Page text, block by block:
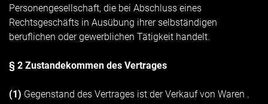
Personengesellschaft, die bei Abschluss eines
Rechtsgeschäfts in Ausübung ihrer selbständigen
beruflichen oder gewerblichen Tätigkeit handelt.
§ 2 Zustandekommen des Vertrages
(1) Gegenstand des Vertrages ist der Verkauf von Waren .